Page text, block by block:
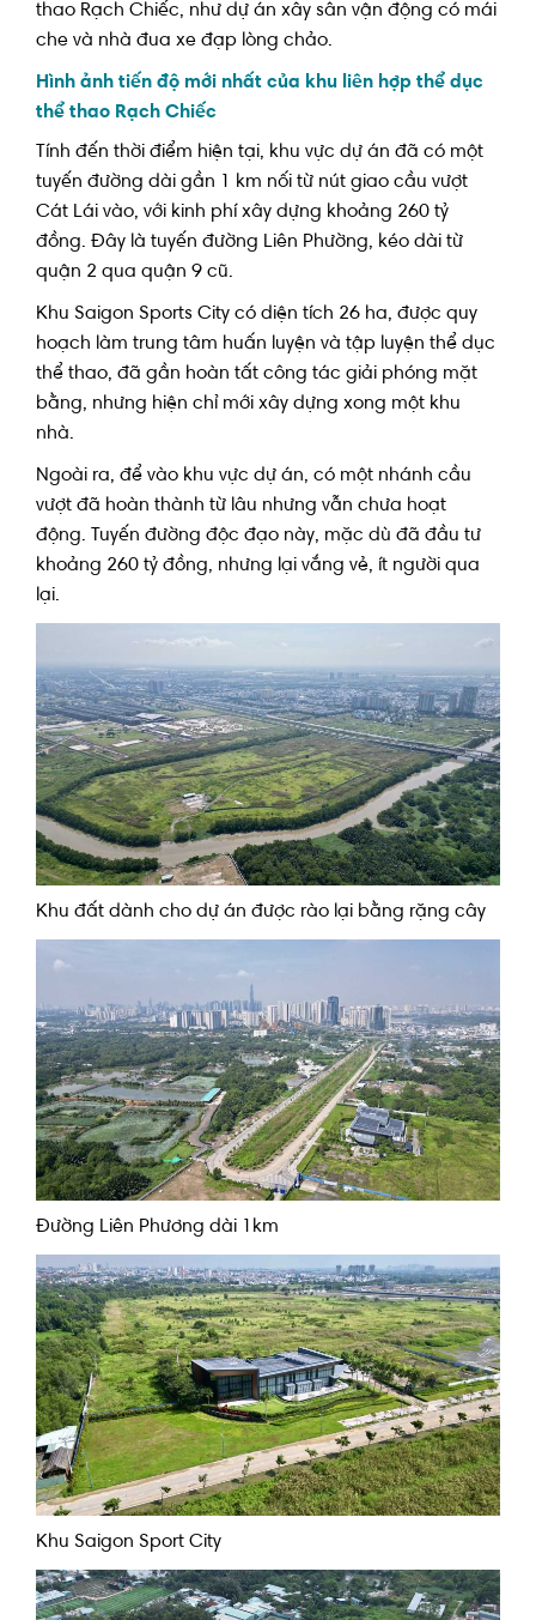
thao Rạch Chiếc, như dự án xây sân vận động có mái
che và nhà đua xe đạp lòng chảo.
Hình ảnh tiến độ mới nhất của khu liên hợp thể dục
thể thao Rạch Chiếc
Tính đến thời điểm hiện tại, khu vực dự án đã có một
tuyến đường dài gần 1 km nối từ nút giao cầu vượt
Cát Lái vào, với kinh phí xây dựng khoảng 260 tỷ
đồng. Đây là tuyến đường Liên Phường, kéo dài từ
quận 2 qua quận 9 cũ.
Khu Saigon Sports City có diện tích 26 ha, được quy
hoạch làm trung tâm huấn luyện và tập luyện thể dục
thể thao, đã gần hoàn tất công tác giải phóng mặt
bằng, nhưng hiện chỉ mới xây dựng xong một khu
nhà.
Ngoài ra, để vào khu vực dự án, có một nhánh cầu
vượt đã hoàn thành từ lâu nhưng vẫn chưa hoạt
động. Tuyến đường độc đạo này, mặc dù đã đầu tư
khoảng 260 tỷ đồng, nhưng lại vắng vẻ, ít người qua
lại.
Khu đất dành cho dự án được rào lại bằng rặng cây
Đường Liên Phương dài 1km
Khu Saigon Sport City